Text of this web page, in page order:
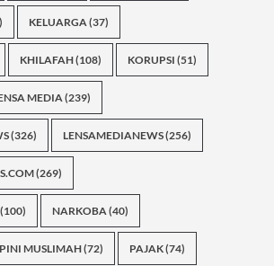
KELUARGA(37)
KHILAFAH(108) KORUPSI (51)
MEDIA(239)
(326) LENSAMEDIANEWS(256)
(269)
NARKOBA(40)
MUSLIMAH(72) PAJAK(74)